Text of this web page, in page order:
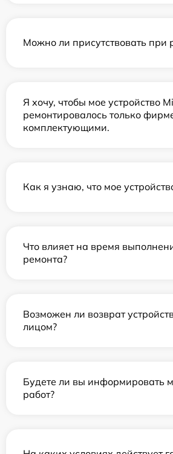
Можно ли присутствовать при
Я хочу, чтобы мое устройство
ремонтировалось только
комплектующими.
Как я узнаю, что мое
Что влияет на время
ремонта?
Возможен ли возврат
лицом?
Будете ли вы информировать
работ?